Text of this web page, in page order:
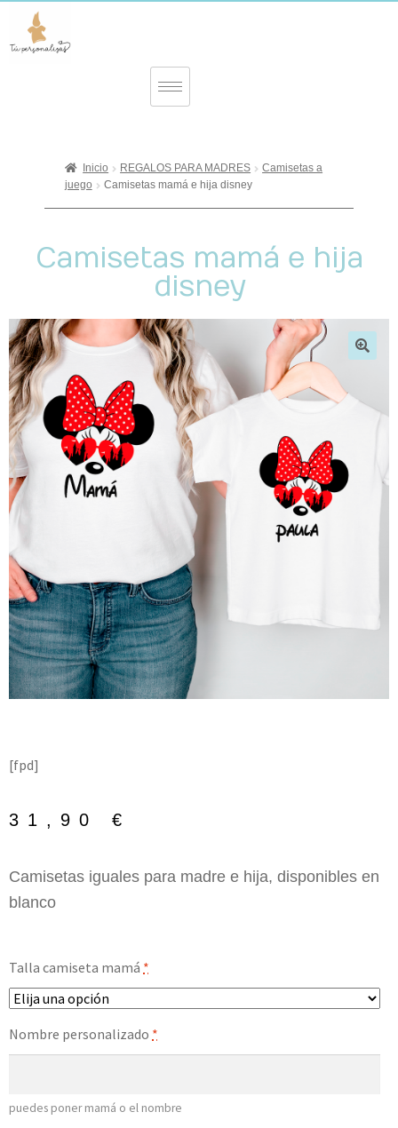
Inicio REGALOS PARA MADRES
Camisetas a
juego
Camisetas mamá e hija disney
Camisetas mamá e hija
disney
[fpd]
31,90 €
Camisetas iguales para madre e hija, disponibles en
blanco
Talla camiseta mamá *
Nombre personalizado *
puedes poner mamá o el nombre